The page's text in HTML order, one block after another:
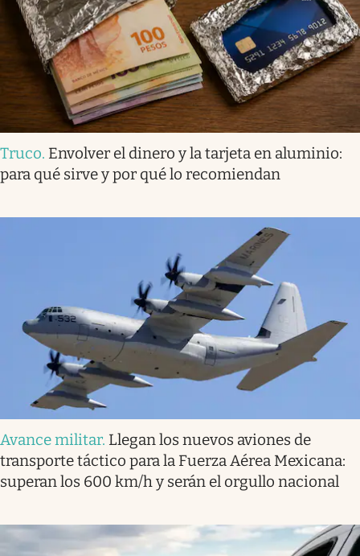
Truco. Envolver el dinero y la tarjeta en aluminio:
para qué sirve y por qué lo recomiendan
Avance militar. Llegan los nuevos aviones de
transporte táctico para la Fuerza Aérea Mexicana:
superan los 600 km/h y serán el orgullo nacional